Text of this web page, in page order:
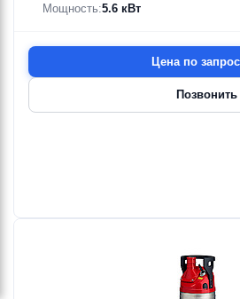
Мощность:5.6 кВт
Цена по
Позвонить